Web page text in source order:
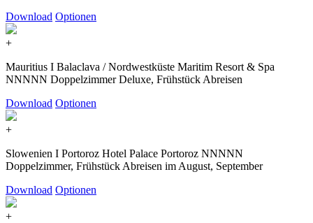
Download Optionen
+
Mauritius I Balaclava / Nordwestküste Maritim Resort & Spa
NNNNN Doppelzimmer Deluxe, Frühstück Abreisen
Download Optionen
+
Slowenien I Portoroz Hotel Palace Portoroz NNNNN
Doppelzimmer, Frühstück Abreisen im August, September
Download Optionen
+